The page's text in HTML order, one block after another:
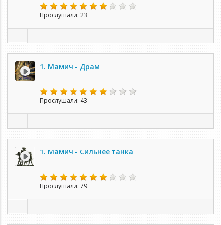
Прослушали: 23
1. Мамич - Драм
Прослушали: 43
1. Мамич - Сильнее танка
Прослушали: 79